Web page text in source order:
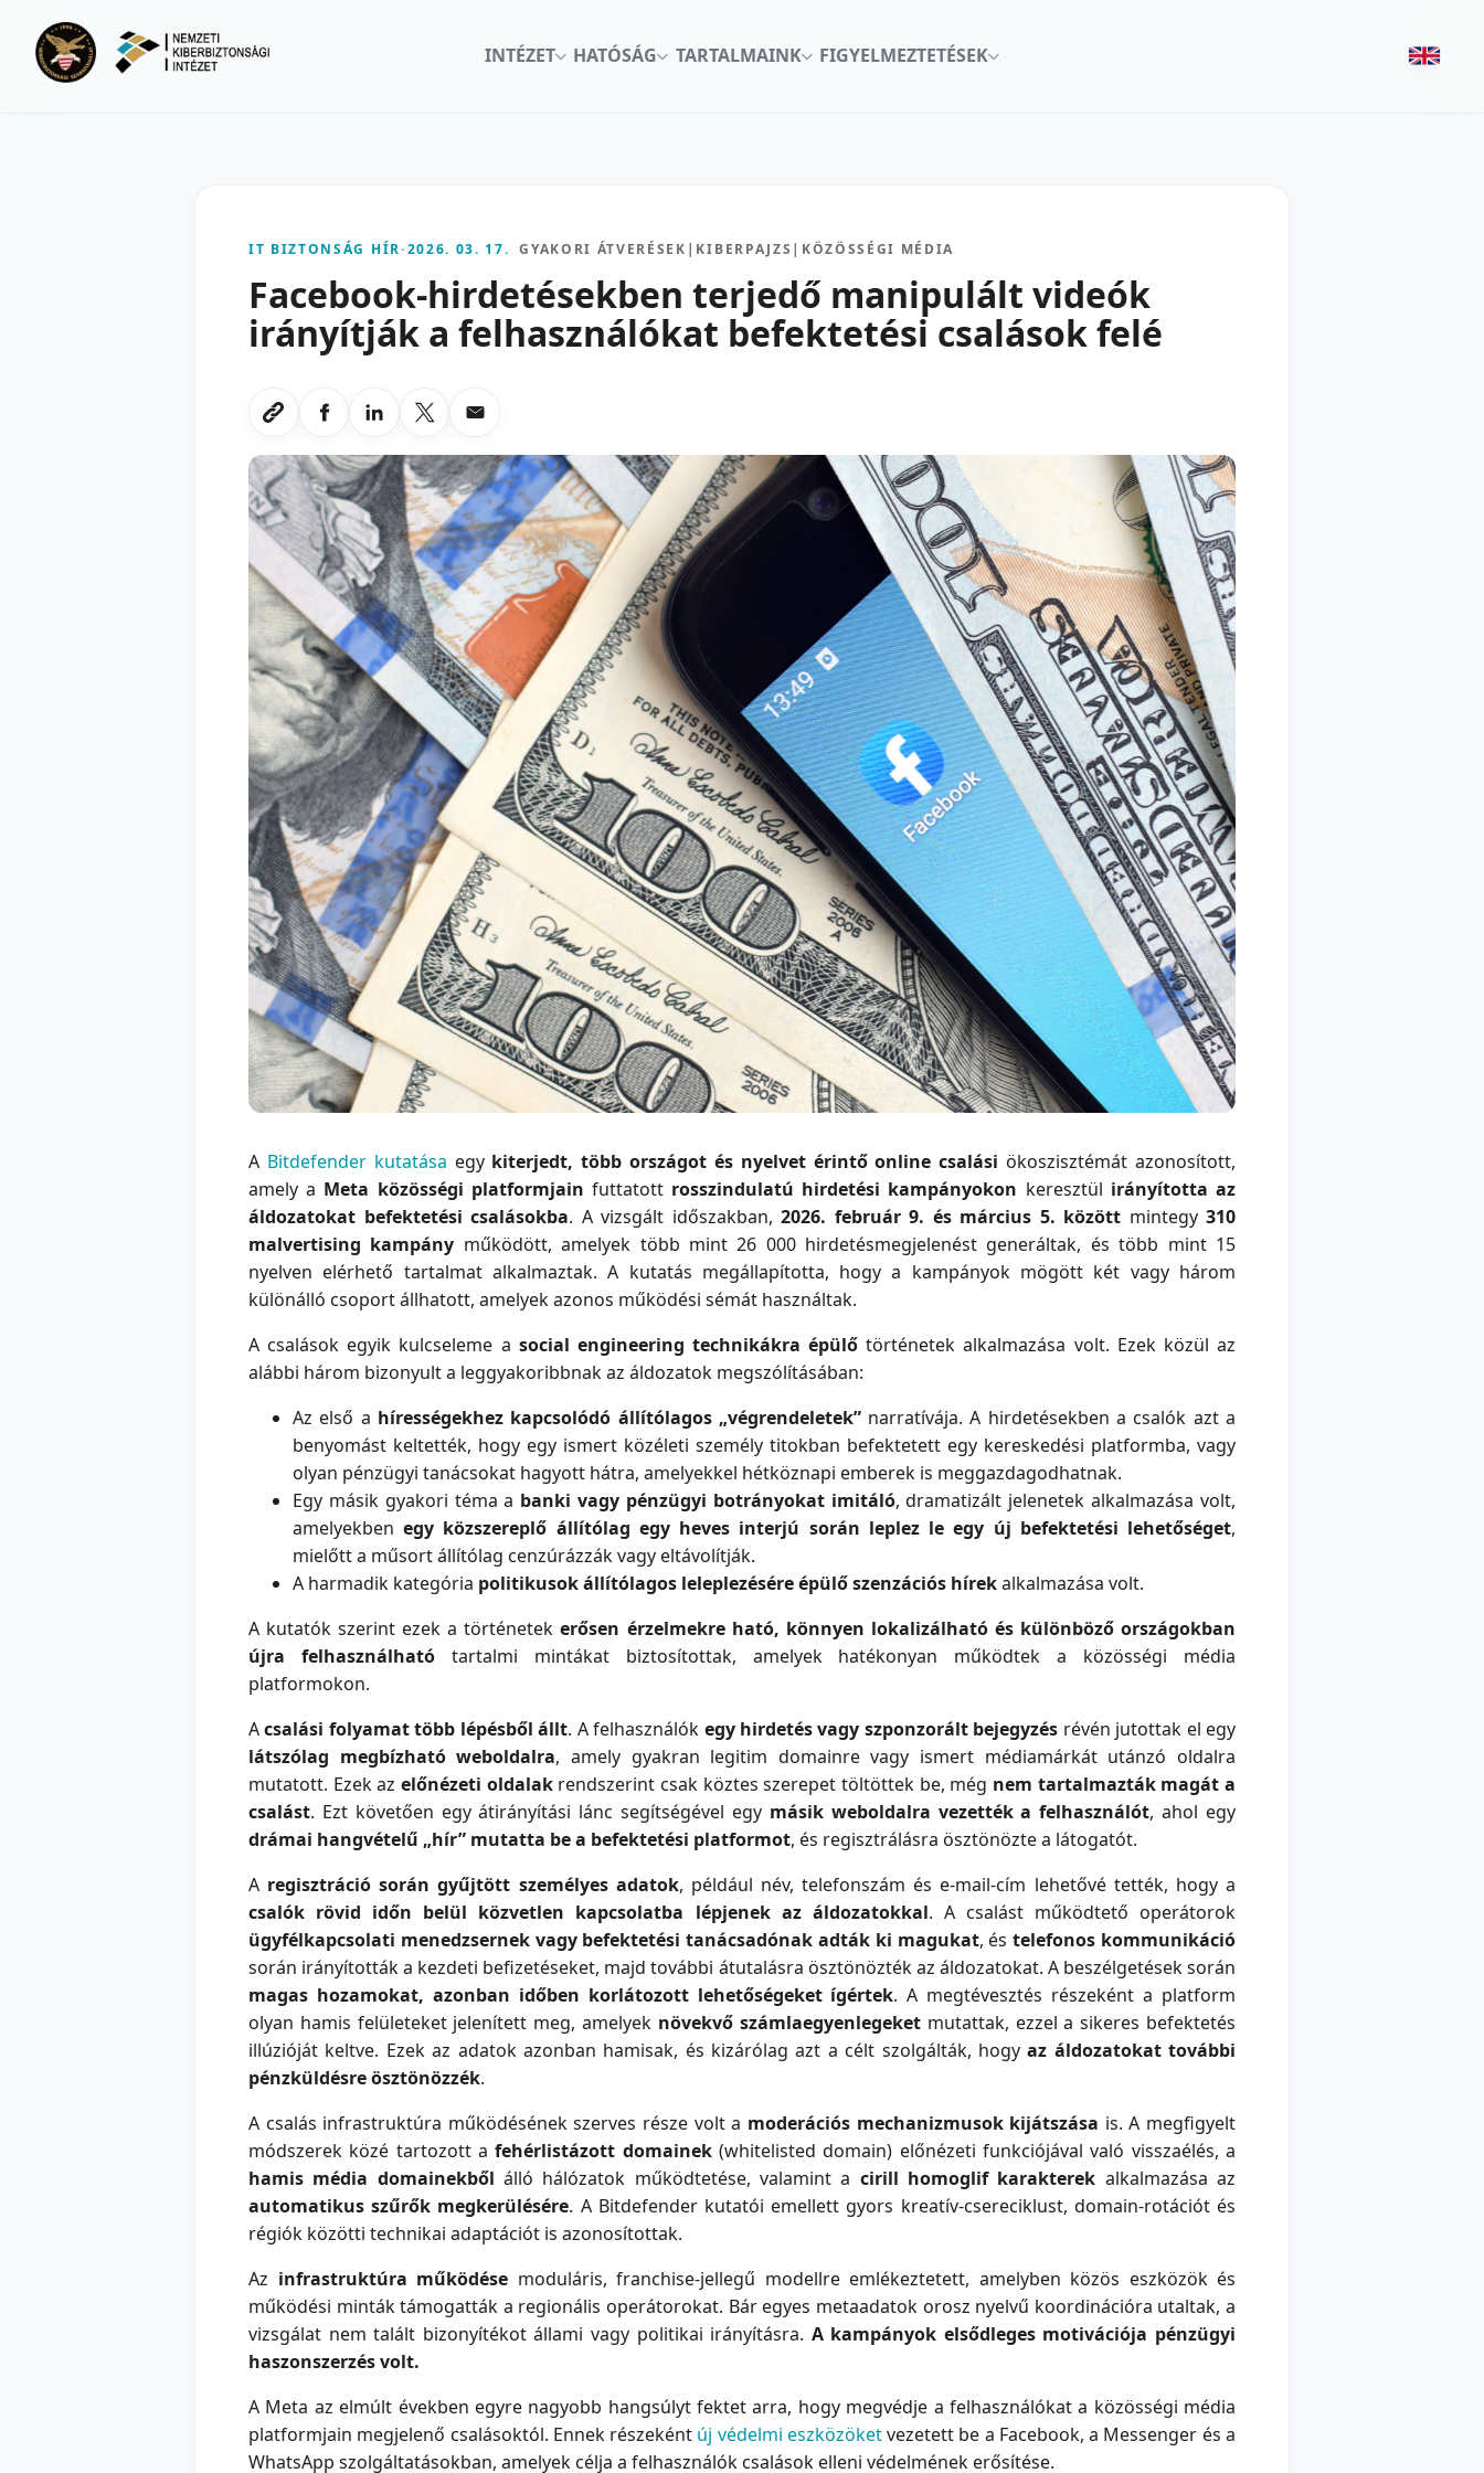
INTÉZET
HATÓSÁG TARTALMAINK FIGYELMEZTETÉSEK
IT BIZTONSÁG HÍR-2026. 03. 17. GYAKORI ÁTVERÉSEK | KIBERPAJZS | KÖZÖSSÉGI MÉDIA
Facebook-hirdetésekben terjedő manipulált videók
irányítják a felhasználókat befektetési csalások felé
Link masolasa
Megosztas Facebookon
Megosztas LinkedInen
Megosztas X-en
Megosztas emailben
A Bitdefender kutatása egy kiterjedt, több országot és nyelvet érintő online csalási ökoszisztémát azonosított,
amely a Meta közösségi platformjain futtatott rosszindulatú hirdetési kampányokon keresztül irányította az
áldozatokat befektetési csalásokba. A vizsgált időszakban, 2026. február 9. és március 5. között mintegy 310
malvertising kampány működött, amelyek több mint 26 000 hirdetésmegjelenést generáltak, és több mint 15
nyelven elérhető tartalmat alkalmaztak. A kutatás megállapította, hogy a kampányok mögött két vagy három
különálló csoport állhatott, amelyek azonos működési sémát használtak.
A csalások egyik kulcseleme a social engineering technikákra épülőtörténetek alkalmazása volt. Ezek közül az
alábbi három bizonyult a leggyakoribbnak az áldozatok megszólításában:
Az első a hírességekhez kapcsolódó állítólagos „végrendeletek”narratívája. A hirdetésekben a csalók azt a
benyomást keltették, hogy egy ismert közéleti személy titokban befektetett egy kereskedési platformba, vagy
olyan pénzügyi tanácsokat hagyott hátra, amelyekkel hétköznapi emberek is meggazdagodhatnak.
Egy másik gyakori téma a banki vagy pénzügyi botrányokat imitáló, dramatizált jelenetek alkalmazása volt,
amelyekbenegy közszereplő állítólag egy heves interjú során leplez le egy új befektetési lehetőséget,
mielőtt a műsort állítólag cenzúrázzák vagy eltávolítják.
A harmadik kategória politikusok állítólagos leleplezésére épülő szenzációs hírekalkalmazása volt.
A kutatók szerint ezek a történetekerősen érzelmekre ható, könnyen lokalizálható és különböző országokban
újra felhasználható tartalmi mintákat biztosítottak, amelyek hatékonyan működtek a közösségi média
platformokon.
Acsalási folyamat több lépésből állt. A felhasználók egy hirdetés vagy szponzorált bejegyzés révén jutottak el egy
látszólag megbízható weboldalra, amely gyakran legitim domainre vagy ismert médiamárkát utánzó oldalra
mutatott. Ezek az előnézeti oldalakrendszerint csak köztes szerepet töltöttek be, még nem tartalmazták magát a
csalást. Ezt követően egy átirányítási lánc segítségével egy másik weboldalra vezették a felhasználót, ahol egy
drámai hangvételű „hír” mutatta be a befektetési platformot, és regisztrálásra ösztönözte a látogatót.
A regisztráció során gyűjtött személyes adatok, például név, telefonszám és e-mail-cím lehetővé tették, hogy a
csalók rövid időn belül közvetlen kapcsolatba lépjenek az áldozatokkal. A csalást működtető operátorok
ügyfélkapcsolati menedzsernek vagy befektetési tanácsadónak adták ki magukat, éstelefonos kommunikáció
során irányították a kezdeti befizetéseket, majd további átutalásra ösztönözték az áldozatokat. A beszélgetések során
magas hozamokat, azonban időben korlátozott lehetőségeket ígértek. A megtévesztés részeként a platform
olyan hamis felületeket jelenített meg, amelyek növekvő számlaegyenlegeketmutattak, ezzel a sikeres befektetés
illúzióját keltve. Ezek az adatok azonban hamisak, és kizárólag azt a célt szolgálták, hogyaz áldozatokat további
pénzküldésre ösztönözzék.
A csalás infrastruktúra működésének szerves része volt a moderációs mechanizmusok kijátszása is. A megfigyelt
módszerek közé tartozott afehérlistázott domainek(whitelisted domain) előnézeti funkciójával való visszaélés, a
hamis média domainekből álló hálózatok működtetése, valamint a cirill homoglif karakterek alkalmazása az
automatikus szűrők megkerülésére. A Bitdefender kutatói emellett gyors kreatív-csereciklust, domain-rotációt és
régiók közötti technikai adaptációt is azonosítottak.
Az infrastruktúra működése moduláris, franchise-jellegű modellre emlékeztetett, amelyben közös eszközök és
működési minták támogatták a regionális operátorokat. Bár egyes metaadatok orosz nyelvű koordinációra utaltak, a
vizsgálat nem talált bizonyítékot állami vagy politikai irányításra. A kampányok elsődleges motivációja pénzügyi
haszonszerzés volt.
A Meta az elmúlt években egyre nagyobb hangsúlyt fektet arra, hogy megvédje a felhasználókat a közösségi média
platformjain megjelenő csalásoktól. Ennek részeként új védelmi eszközöketvezetett be a Facebook, a Messenger és a
WhatsApp szolgáltatásokban, amelyek célja a felhasználók csalások elleni védelmének erősítése.